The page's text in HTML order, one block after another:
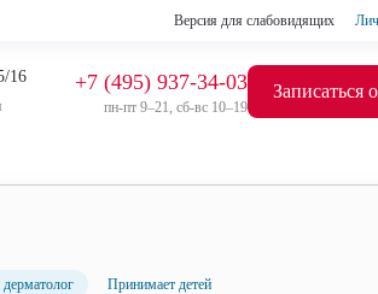
Версия для слабовидящих
16 +7 (495) 937-34-03
пн-пт 9–21, сб-вс 10–19
Записаться
Принимает детей